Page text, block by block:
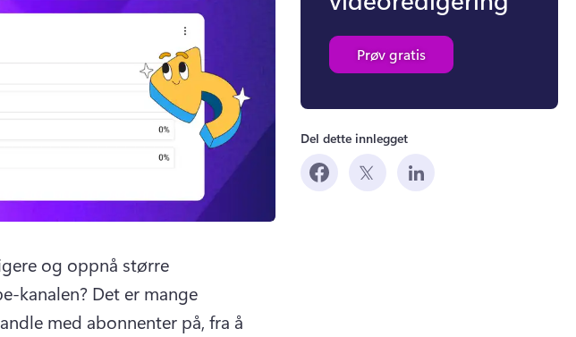
og oppnå større
kanalen? Det er mange
med abonnenter på, fra å
Prøv gratis
Del dette innlegget